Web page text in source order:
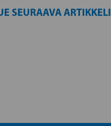
SEURAAVA ARTIKKELI